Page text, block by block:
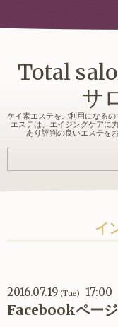
Total
サ
ケイ素エステをご利用になる
エステは、エイジングケアに
あり評判の良いエステを
イ
2016.07.19 (Tue) 17:00
Facebookペー